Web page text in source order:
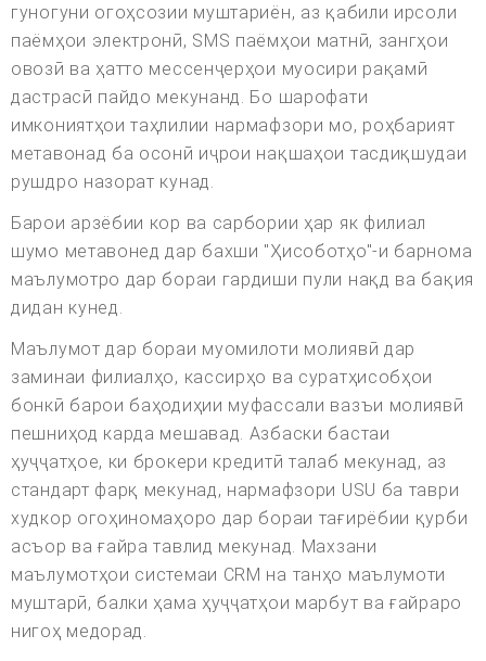
гуногуни огоҳсозии муштариён, аз қабили ирсоли
паёмҳои электронӣ, SMS паёмҳои матнӣ, зангҳои
овозӣ ва ҳатто мессенҷерҳои муосири рақамӣ
дастрасӣ пайдо мекунанд. Бо шарофати
имкониятҳои таҳлилии нармафзори мо, роҳбарият
метавонад ба осонӣ иҷрои нақшаҳои тасдиқшудаи
рушдро назорат кунад.
Барои арзёбии кор ва сарбории ҳар як филиал
шумо метавонед дар бахши "Ҳисоботҳо"-и барнома
маълумотро дар бораи гардиши пули нақд ва бақия
дидан кунед.
Маълумот дар бораи муомилоти молиявӣ дар
заминаи филиалҳо, кассирҳо ва суратҳисобҳои
бонкӣ барои баҳодиҳии муфассали вазъи молиявӣ
пешниҳод карда мешавад. Азбаски бастаи
ҳуҷҷатҳое, ки брокери кредитӣ талаб мекунад, аз
стандарт фарқ мекунад, нармафзори USU ба таври
худкор огоҳиномаҳоро дар бораи тағирёбии қурби
асъор ва ғайра тавлид мекунад. Махзани
маълумотҳои системаи CRM на танҳо маълумоти
муштарӣ, балки ҳама ҳуҷҷатҳои марбут ва ғайраро
нигоҳ медорад.